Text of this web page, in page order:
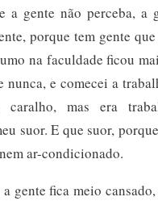
a gente não perceba, a
porque tem gente
na faculdade ficou
nunca, e comecei a
caralho, mas era
suor. E que suor,
ar-condicionado.
gente fica meio